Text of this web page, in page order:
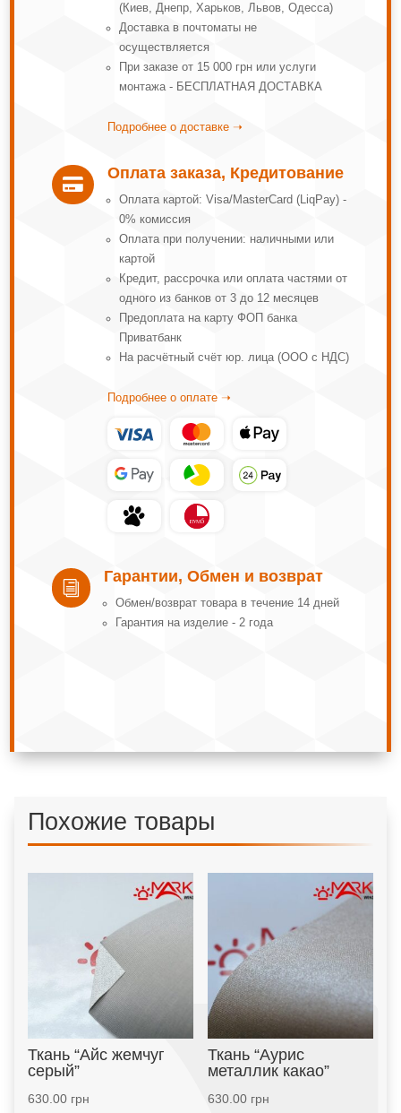
(Киев, Днепр, Харьков, Львов, Одесса)
Доставка в почтоматы не
осуществляется
При заказе от 15 000 грн или услуги
монтажа - БЕСПЛАТНАЯ ДОСТАВКА
Подробнее о доставке ➝

Оплата заказа, Кредитование
Оплата картой: Visa/MasterCard (LiqPay) -
0% комиссия
Оплата при получении: наличными или
картой
Кредит, рассрочка или оплата частями от
одного из банков от 3 до 12 месяцев
Предоплата на карту ФОП банка
Приватбанк
На расчётный счёт юр. лица (ООО с НДС)
Подробнее о оплате ➝
i
Гарантии, Обмен и возврат
Обмeн/вoзвpaт тoвapa в тeчeниe 14 днeй
Гарантия на изделие - 2 года
Похожие товары
Ткань “Айс жемчуг
серый”
630.00грн
Ткань “Аурис
металлик какао”
630.00грн